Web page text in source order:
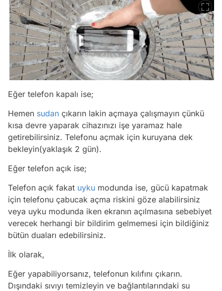
Eğer telefon kapalı ise;
Hemen sudan çıkarın lakin açmaya çalışmayın çünkü
kısa devre yaparak cihazınızı işe yaramaz hale
getirebilirsiniz. Telefonu açmak için kuruyana dek
bekleyin(yaklaşık 2 gün).
Eğer telefon açık ise;
Telefon açık fakat uyku modunda ise, gücü kapatmak
için telefonu çabucak açma riskini göze alabilirsiniz
veya uyku modunda iken ekranın açılmasına sebebiyet
verecek herhangi bir bildirim gelmemesi için bildiğiniz
bütün duaları edebilirsiniz.
İlk olarak,
Eğer yapabiliyorsanız, telefonun kılıfını çıkarın.
Dışındaki sıvıyı temizleyin ve bağlantılarındaki su